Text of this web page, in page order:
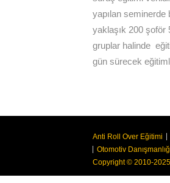
yapılan seminerde
yaklaşık 200 şoför
gruplar halinde
gün sürecek
Anti Roll Over Eğitimi
Otomotiv
Copyright © 2010-2025